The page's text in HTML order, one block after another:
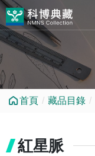
跳到中央內容區塊
首頁 藏品目錄
紅星脈